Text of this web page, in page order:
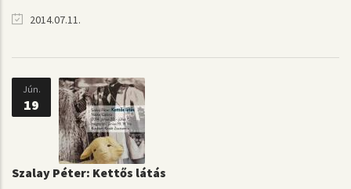
2014.07.11.
Jún.
19
Szalay Péter: Kettős látás